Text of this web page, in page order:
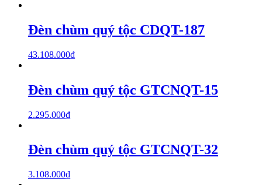
Đèn chùm quý tộc CDQT-187
43.108.000₫
Đèn chùm quý tộc GTCNQT-15
2.295.000₫
Đèn chùm quý tộc GTCNQT-32
3.108.000₫